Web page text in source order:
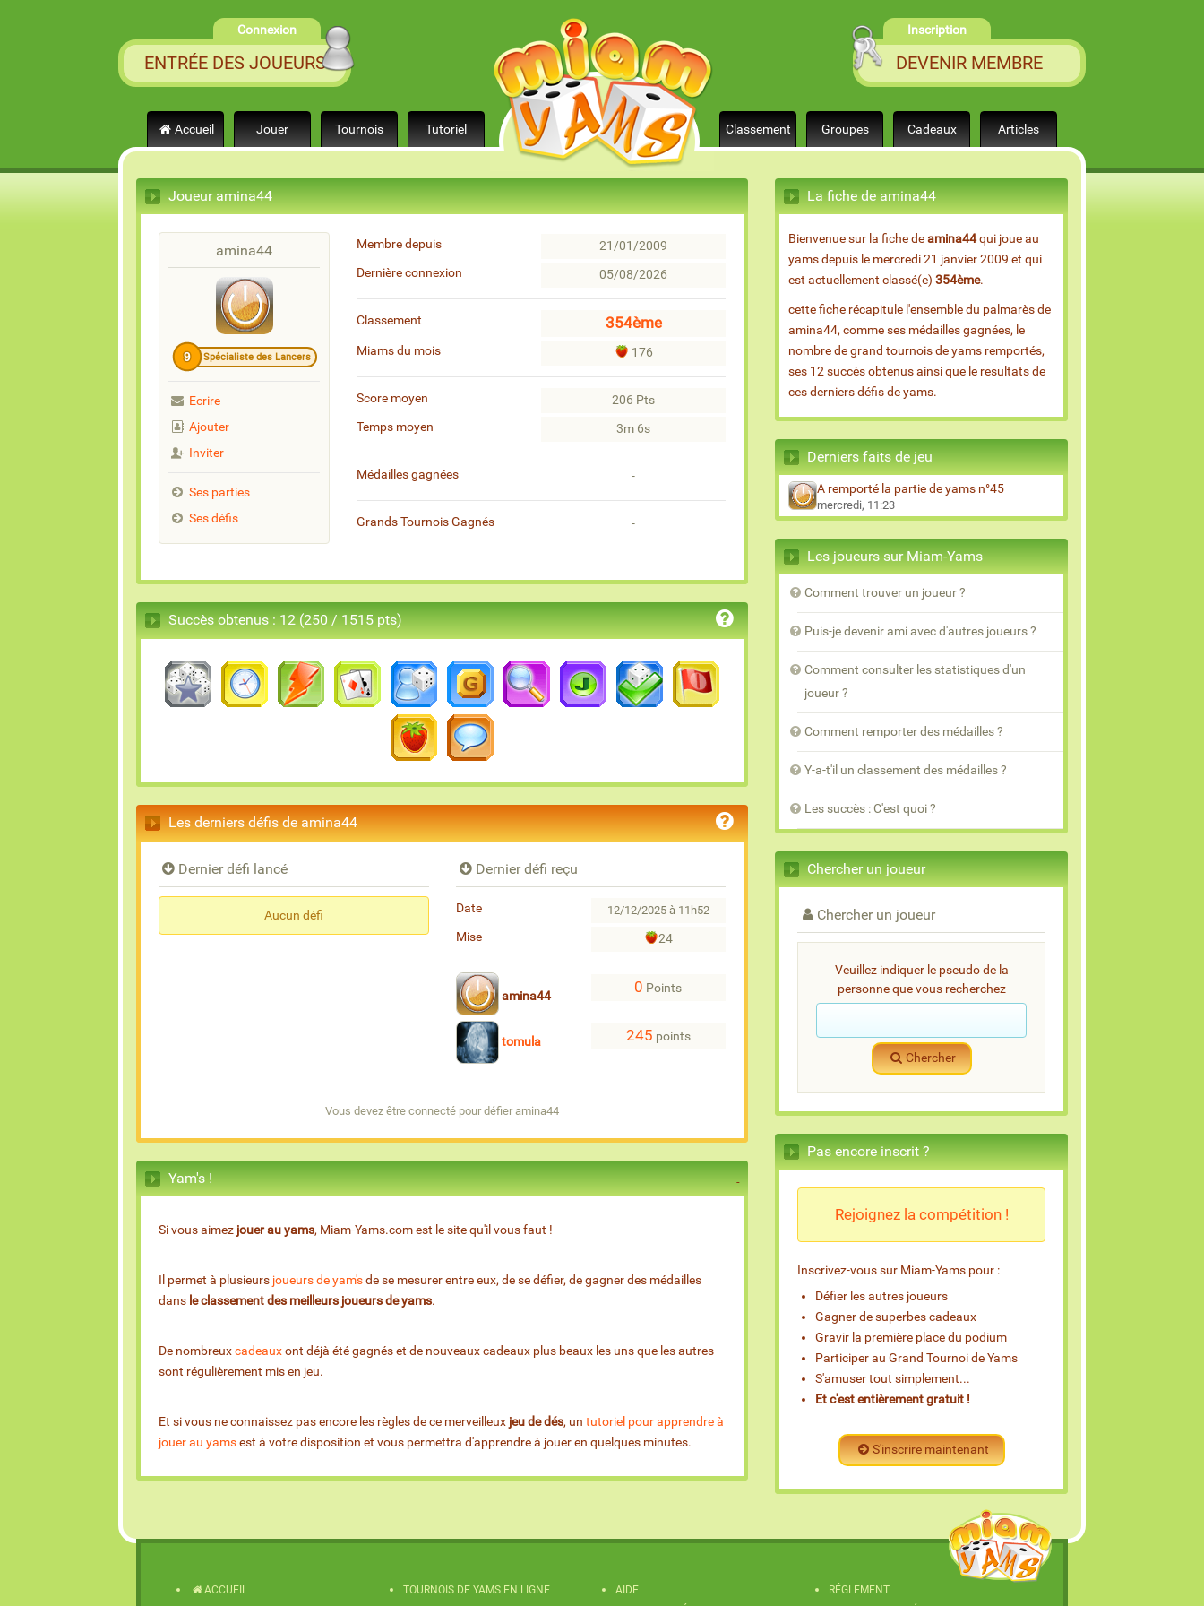
Connexion
ENTRÉE DES JOUEURS
Inscription
DEVENIR MEMBRE
Accueil Jouer Tournois Tutoriel Classement Groupes Cadeaux Articles
Joueur amina44
amina44
9 Spécialiste des Lancers
Ecrire
Ajouter
Inviter
Ses parties
Ses défis
Membre depuis
21/01/2009
Dernière connexion
05/08/2026
Classement 354ème
Miams du mois 176
Score moyen
206 Pts
Temps moyen
3m 6s
Médailles gagnées -
Grands Tournois Gagnés -
Succès obtenus : 12 (250 / 1515 pts)
Les derniers défis de amina44
Dernier défi lancé
Aucun défi
Dernier défi reçu
Date 12/12/2025 à 11h52
Mise 24
amina44
0 Points
tomula 245 points
Vous devez être connecté pour défier amina44
Yam's !
Si vous aimez jouer au yams, Miam-Yams.com est le site qu'il vous faut !
Il permet à plusieurs joueurs de yam'sde se mesurer entre eux, de se défier, de gagner des médailles
dans le classement des meilleurs joueurs de yams.
De nombreuxcadeauxont déjà été gagnés et de nouveaux cadeaux plus beaux les uns que les autres
sont régulièrement mis en jeu.
Et si vous ne connaissez pas encore les règles de ce merveilleux jeu de dés, un tutoriel pour apprendre à
jouer au yamsest à votre disposition et vous permettra d'apprendre à jouer en quelques minutes.
La fiche de amina44
Bienvenue sur la fiche deamina44qui joue au
yams depuis le mercredi 21 janvier 2009 et qui
est actuellement classé(e)354ème.
cette fiche récapitule l'ensemble du palmarès de
amina44, comme ses médailles gagnées, le
nombre de grand tournois de yams remportés,
ses 12 succès obtenus ainsi que le resultats de
ces derniers défis de yams.
Derniers faits de jeu
A remporté la partie de yams n°45
mercredi, 11:23
Les joueurs sur Miam-Yams
Comment trouver un joueur ?
Puis-je devenir ami avec d'autres joueurs ?
Comment consulter les statistiques d'un
joueur ?
Comment remporter des médailles ?
Y-a-t'il un classement des médailles ?
Les succès : C'est quoi ?
Chercher un joueur
Chercher un joueur
Veuillez indiquer le pseudo de la
personne que vous recherchez
Chercher
Pas encore inscrit ?
Rejoignez la compétition !
Inscrivez-vous sur Miam-Yams pour :
Défier les autres joueurs
Gagner de superbes cadeaux
Gravir la première place du podium
Participer au Grand Tournoi de Yams
S'amuser tout simplement...
Et c'est entièrement gratuit !
S'inscrire maintenant
ACCUEIL
TOURNOIS DE YAMS EN LIGNE
AIDE
RÉGLEMENT